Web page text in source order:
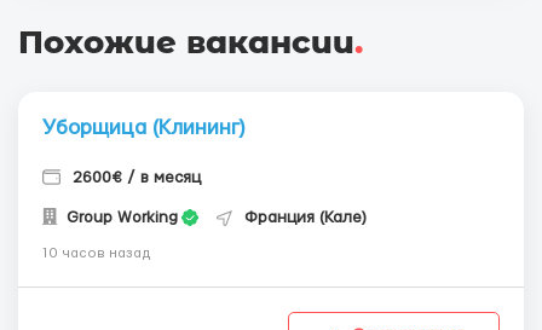
Похожие вакансии.
Уборщица (Клининг)
2600€ / в месяц
Group Working Франция (Кале)
10 часов назад